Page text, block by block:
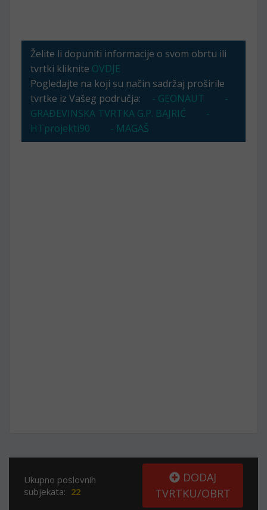
Želite li dopuniti informacije o svom obrtu ili
tvrtki kliknite OVDJE
Pogledajte na koji su način sadržaj proširile
tvrtke iz Vašeg područja:
- GEONAUT
-
GRAĐEVINSKA TVRTKA G.P. BAJRIĆ
-
HTprojekti90
- MAGAŠ
Ukupno poslovnih
subjekata: 22
DODAJ
TVRTKU/OBRT